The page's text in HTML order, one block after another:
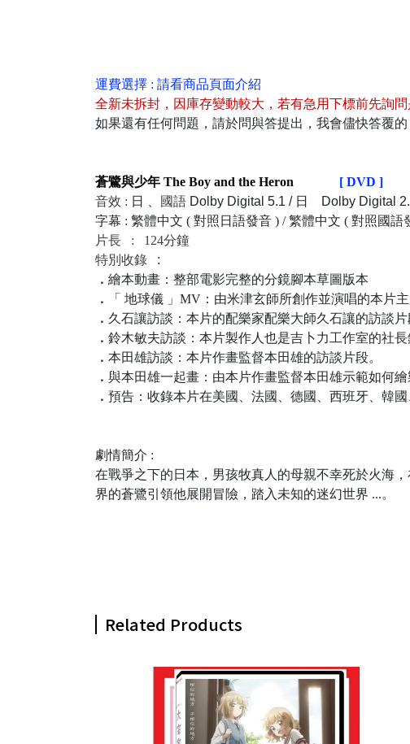
運費選擇 : 請看商品頁面介紹
全新未拆封 ， 因庫存變動較大，若有急用下標前先詢
如果還有任何問題，請於問與答提出，我會儘快答覆的
蒼鷺與少年 The Boy and the Heron
[ DVD ]
音效 : 日 國語 Dolby Digital 5.1 / 日
Dolby Digital
字幕 : 繁體中文 ( 對照日語發音 ) / 繁體中文 ( 對照國
片長 : 124分鐘
特別收錄 :
． 繪本動畫：整部電影完整的分鏡腳本草圖版本
．
「 地球儀 」MV：由米津玄師所創作並演唱的本片主
． 久石讓訪談：本片的配樂家配樂大師久石讓的訪談片
． 鈴木敏夫訪談：本片製作人也是吉卜力工作室的社長
． 本田雄訪談：本片作畫監督本田雄的訪談片段。
． 與本田雄一起畫：由本片作畫監督本田雄示範如何繪
． 預告：收錄本片在美國、法國、德國、西班牙、韓
劇情簡介 :
在戰爭之下的日本，男孩牧真人的母親不幸死於火海
界的蒼鷺引領他展開冒險，踏入未知的迷幻世界 ...。
Related Products